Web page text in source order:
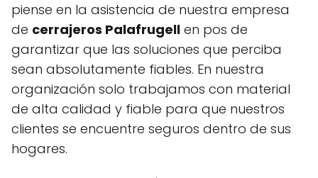
piense en la asistencia de nuestra empresa
de cerrajeros Palafrugell en pos de
garantizar que las soluciones que perciba
sean absolutamente fiables. En nuestra
organización solo trabajamos con material
de alta calidad y fiable para que nuestros
clientes se encuentre seguros dentro de sus
hogares.